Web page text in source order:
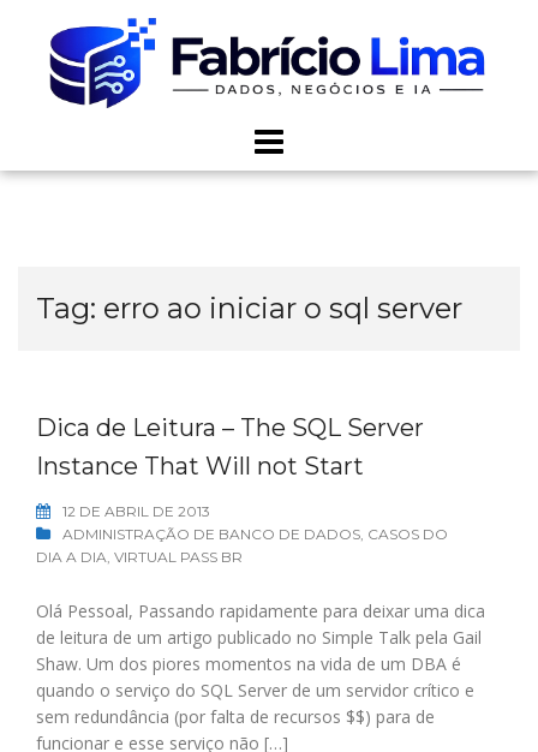
content
Tag: erro ao iniciar o sql server
Dica de Leitura – The SQL Server
Instance That Will not Start
12 DE ABRIL DE 2013
ADMINISTRAÇÃO DE BANCO DE DADOS, CASOS DO
DIA A DIA, VIRTUAL PASS BR
Olá Pessoal, Passando rapidamente para deixar uma dica
de leitura de um artigo publicado no Simple Talk pela Gail
Shaw. Um dos piores momentos na vida de um DBA é
quando o serviço do SQL Server de um servidor crítico e
sem redundância (por falta de recursos $$) para de
funcionar e esse serviço não […]